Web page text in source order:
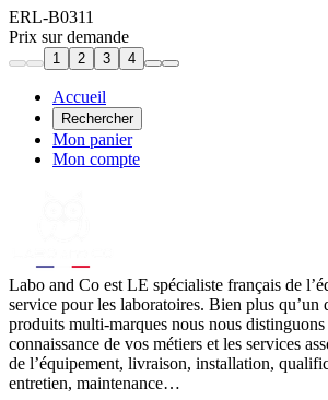
ERL-B0311
Prix sur demande
1 2 3 4
Accueil
Rechercher
Mon panier
Mon compte
Labo and Co est LE spécialiste français de
service pour les laboratoires. Bien plus qu’un
produits multi-marques nous nous
connaissance de vos métiers et les services
de l’équipement, livraison, installation,
entretien, maintenance…